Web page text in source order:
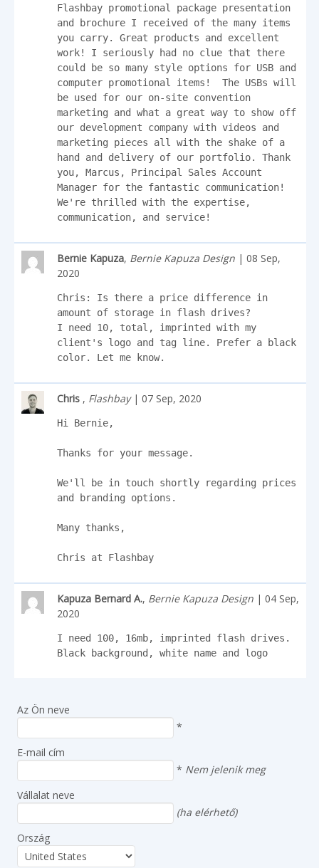
Flashbay promotional package presentation
and brochure I received of the many items
you carry. Great products and excellent
work! I seriously had no clue that there
could be so many style options for USB and
computer promotional items!  The USBs will
be used for our on-site convention
marketing and what a great way to show off
our development company with videos and
marketing pieces all with the shake of a
hand and delivery of our portfolio. Thank
you, Marcus, Principal Sales Account
Manager for the fantastic communication!
We're thrilled with the expertise,
communication, and service!
Bernie Kapuza, Bernie Kapuza Design | 08 Sep,
2020
Chris: Is there a price difference in
amount of storage in flash drives?
I need 10, total, imprinted with my
client's logo and tag line. Prefer a black
color. Let me know.
Chris , Flashbay| 07 Sep, 2020
Hi Bernie,
Thanks for your message.
We'll be in touch shortly regarding prices
and branding options.
Many thanks,
Chris at Flashbay
Kapuza Bernard A., Bernie Kapuza Design | 04 Sep,
2020
I need 100, 16mb, imprinted flash drives.
Black background, white name and logo
Az Ön neve
*
E-mail cím
* Nem jelenik meg
Vállalat neve
(ha elérhető)
Ország